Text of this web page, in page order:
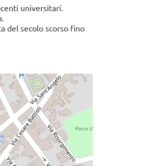
universitari.
del secolo scorso fino